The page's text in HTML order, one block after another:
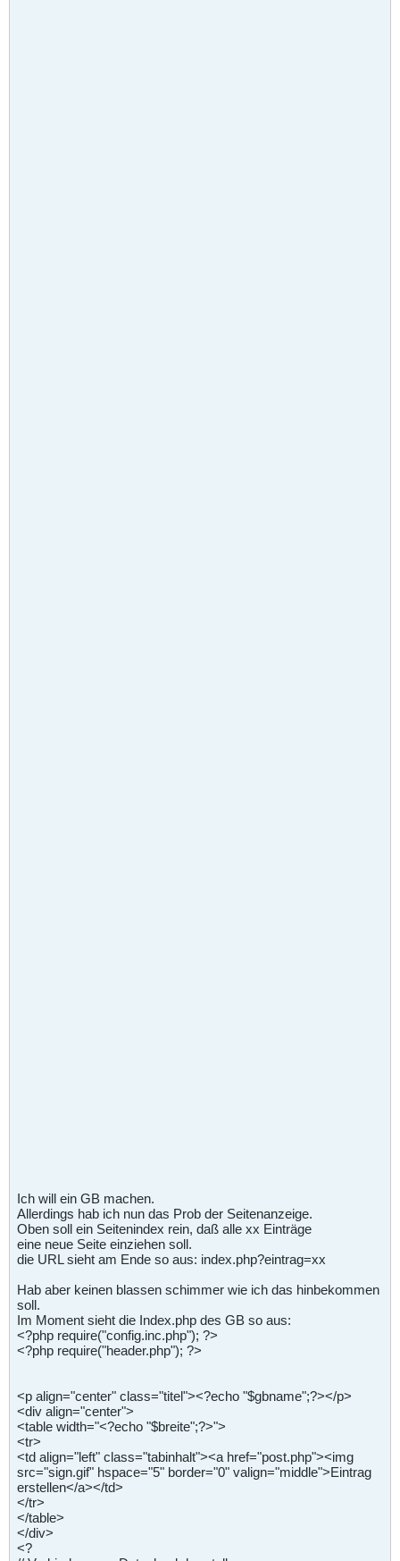
Ich will ein GB machen.
Allerdings hab ich nun das Prob der Seitenanzeige.
Oben soll ein Seitenindex rein, daß alle xx Einträge
eine neue Seite einziehen soll.
die URL sieht am Ende so aus: index.php?eintrag=xx
Hab aber keinen blassen schimmer wie ich das hinbekommen
soll.
Im Moment sieht die Index.php des GB so aus:
<?php require("config.inc.php"); ?>
<?php require("header.php"); ?>
<p align="center" class="titel"><?echo "$gbname";?></p>
<div align="center">
<table width="<?echo "$breite";?>">
<tr>
<td align="left" class="tabinhalt"><a href="post.php"><img
src="sign.gif" hspace="5" border="0" valign="middle">Eintrag
erstellen</a></td>
</tr>
</table>
</div>
<?